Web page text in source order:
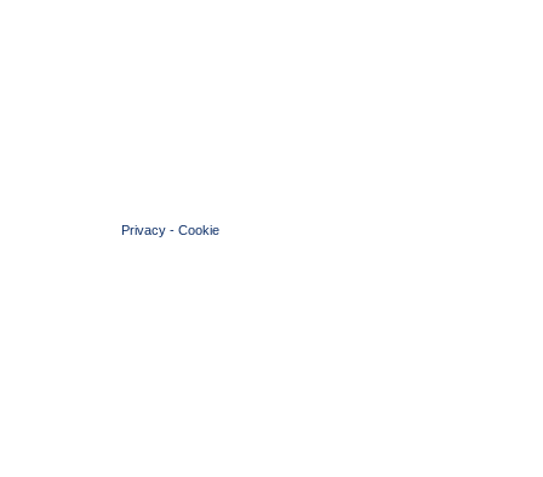
Privacy - Cookie